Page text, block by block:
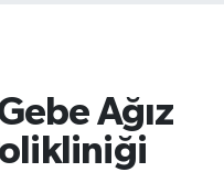
Ağız